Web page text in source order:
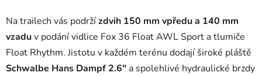
Na trailech vás podržízdvih 150 mm vpředu a 140 mm
vzaduv podání vidlice Fox 36 Float AWL Sport a tlumiče
Float Rhythm. Jistotu v každém terénu dodají široké pláště
Schwalbe Hans Dampf 2.6" a spolehlivé hydraulické brzdy